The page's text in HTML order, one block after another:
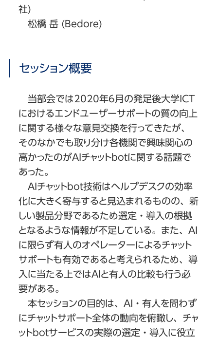
社)
松橋 岳 (Bedore)
セッション概要
当部会では2020年6月の発足後大学ICT
におけるエンドユーザーサポートの質の向上
に関する様々な意見交換を行ってきたが、
そのなかでも取り分け各機関で興味関心の
高かったのがAIチャットbotに関する話題で
あった。
AIチャットbot技術はヘルプデスクの効率
化に大きく寄与すると見込まれるものの、新
しい製品分野であるため選定・導入の根拠
となるような情報が不足している。また、AI
に限らず有人のオペレーターによるチャット
サポートも有効であると考えられるため、導
入に当たる上ではAIと有人の比較も行う必
要がある。
本セッションの目的は、AI・有人を問わず
にチャットサポート全体の動向を俯瞰し、チャ
ットbotサービスの実際の選定・導入に役立